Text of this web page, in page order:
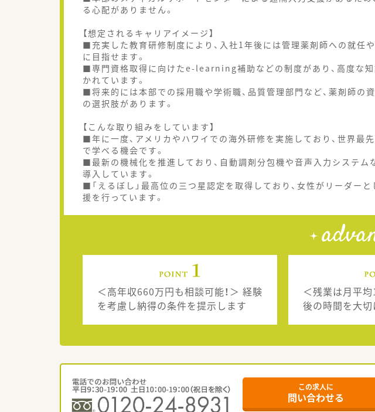
る心配がありません。
【想定されるキャリアイメージ】
■充実した教育研修制度により、入社1年後には管理薬剤師への就任
に目指せます。
■専門資格取得に向けたe-learning補助などの制度があり、高度な
かれています。
■将来的には本部での採用職や学術職、品質管理部門など、薬剤師の
の選択肢があります。
【こんな取り組みをしています】
■年に一度、アメリカやハワイでの海外研修を実施しており、世界最
で学べる機会です。
■最新の機械化を推進しており、自動調剤分包機や音声入力システム
導入しています。
■「えるぼし」最高位の三つ星認定を取得しており、女性がリーダー
援を行っています。
＜高年収660万円も相談可能！＞ 経験
を考慮し納得の条件を提示します
＜残業は月平
後の時間を大
この求人に
問い合わせる